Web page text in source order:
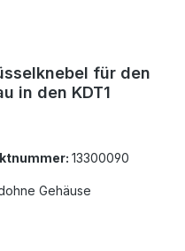
für den
in den KDT1
13300090
Gehäuse